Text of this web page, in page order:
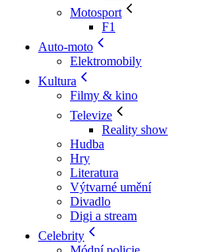
Motosport
F1
Auto-moto
Elektromobily
Kultura
Filmy & kino
Televize
Reality show
Hudba
Hry
Literatura
Výtvarné umění
Divadlo
Digi a stream
Celebrity